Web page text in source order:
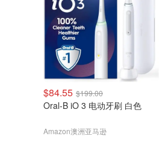
$84.55 $199.00
Oral-B iO 3 电动牙刷 白色
Amazon澳洲亚马逊